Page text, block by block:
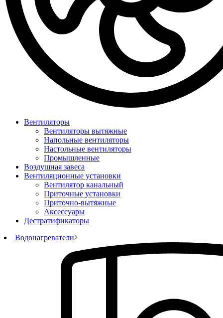
Вентиляторы
Вентиляторы вытяжные
Напольные вентиляторы
Настольные вентиляторы
Промышленные
Воздушная завеса
Вентиляционные установки
Вентилятор канальный
Приточные установки
Приточно-вытяжные
Аксессуары
Дестратификаторы
Водонагреватели